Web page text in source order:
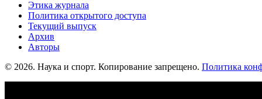
Этика журнала
Политика открытого доступа
Текущий выпуск
Архив
Авторы
© 2026. Наука и спорт. Копирование запрещено. Политика